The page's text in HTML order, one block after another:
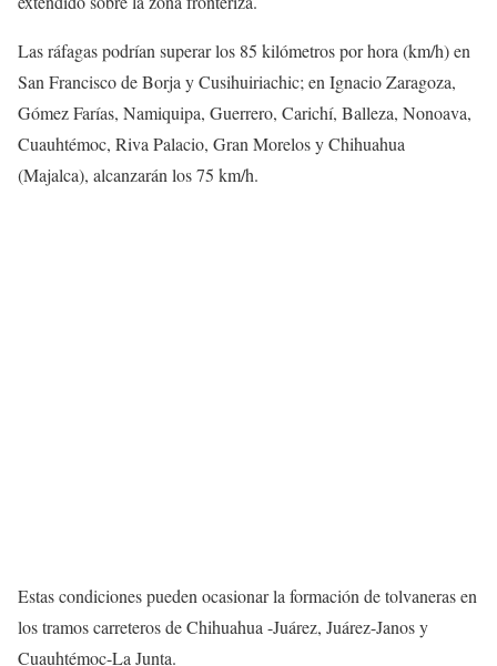
Las ráfagas podrían superar los 85 kilómetros por hora (km/h) en
San Francisco de Borja y Cusihuiriachic; en Ignacio Zaragoza,
Gómez Farías, Namiquipa, Guerrero, Carichí, Balleza, Nonoava,
Cuauhtémoc, Riva Palacio, Gran Morelos y Chihuahua
(Majalca), alcanzarán los 75 km/h.
Estas condiciones pueden ocasionar la formación de tolvaneras en
los tramos carreteros de Chihuahua -Juárez, Juárez-Janos y
Cuauhtémoc-La Junta.